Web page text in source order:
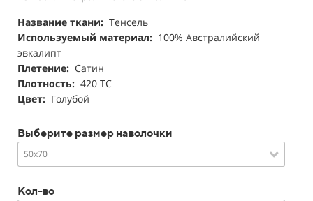
Название ткани: Тенсель
Используемый материал: 100% Австралийский
эвкалипт
Плетение: Сатин
Плотность: 420 ТС
Цвет: Голубой
Выберите размер наволочки
50х70
Кол-во